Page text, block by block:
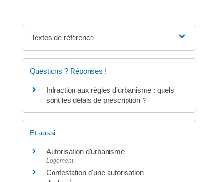
Textes de référence
Questions ? Réponses !
Infraction aux règles d'urbanisme : quels
sont les délais de prescription ?
Et aussi
Autorisation d'urbanisme
Logement
Contestation d'une autorisation